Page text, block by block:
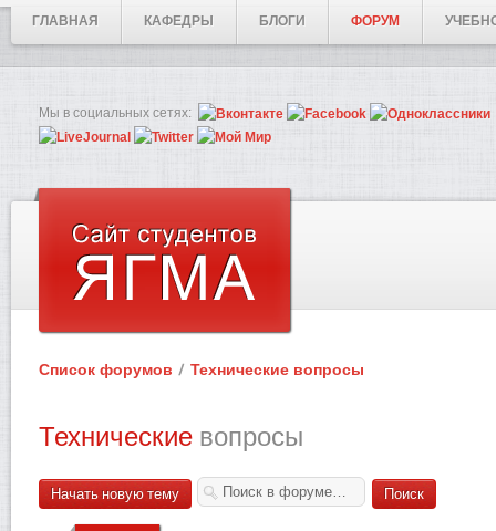
ГЛАВНАЯ КАФЕДРЫ БЛОГИ ФОРУМ
Мы в социальных сетях:
Список форумов Технические вопросы
Технические вопросы
Начать новую тему